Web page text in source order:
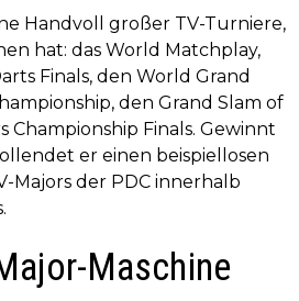
Handvoll großer TV-Turniere,
hat: das World Matchplay,
Finals, den World Grand
den Grand Slam of
Championship Finals. Gewinnt
er einen beispiellosen
Majors der PDC innerhalb
Maschine